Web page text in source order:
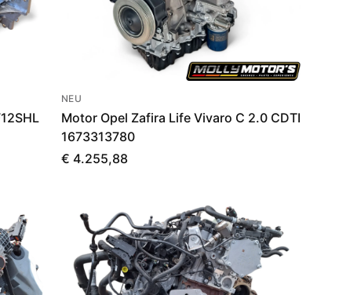
NEU
Motor Opel Zafira Life Vivaro C 2.0 CDTI
1673313780
€ 4.255,88